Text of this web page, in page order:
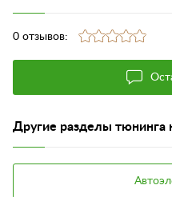
0 отзывов:
Другие разделы тюнинга